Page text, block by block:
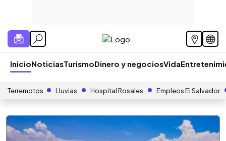
InicioNoticiasTurismoDinero y negociosVida
Terremotos Lluvias Hospital Rosales Empleos El Salvador